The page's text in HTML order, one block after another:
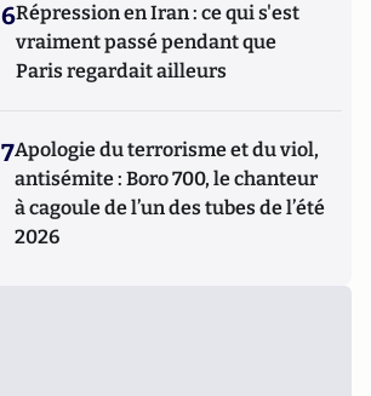
6Répression en Iran : ce qui s'est
vraiment passé pendant que
Paris regardait ailleurs
7Apologie du terrorisme et du viol,
antisémite : Boro 700, le chanteur
à cagoule de l’un des tubes de l’été
2026